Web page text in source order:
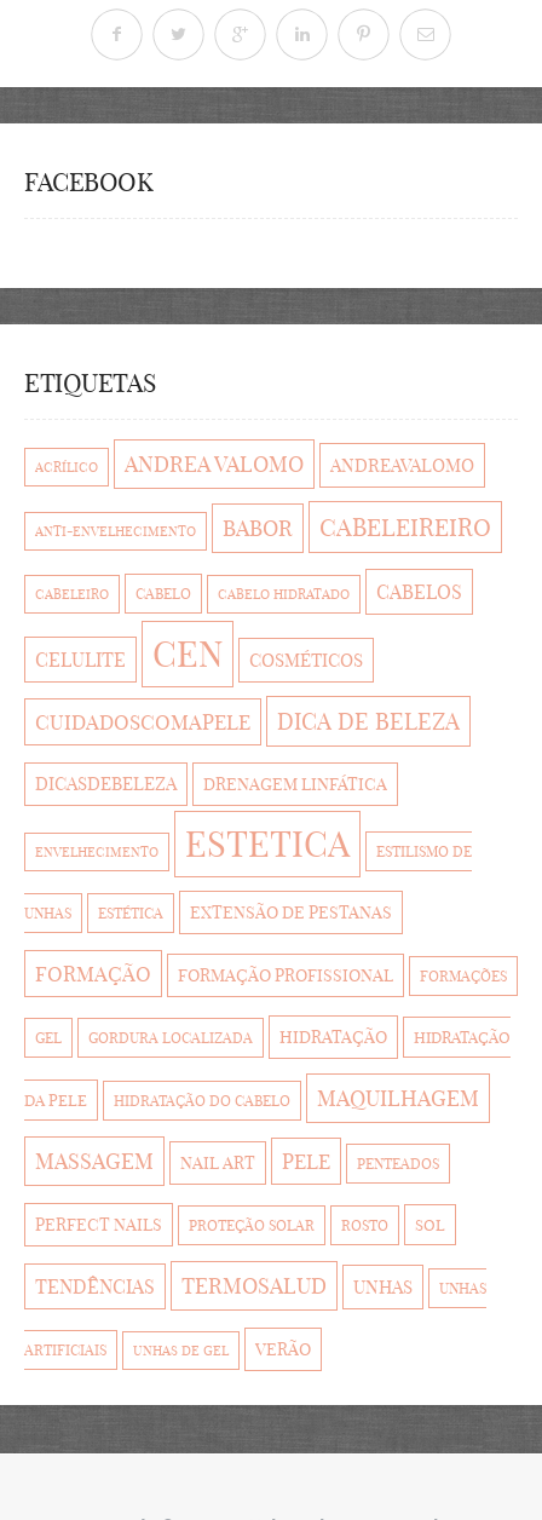
FACEBOOK
ETIQUETAS
ACRÍLICO ANDREA VALOMO ANDREAVALOMO
ANTI-ENVELHECIMENTO BABOR CABELEIREIRO
CABELEIRO CABELO CABELO HIDRATADO CABELOS
CELULITE CEN COSMÉTICOS
CUIDADOSCOMAPELE DICA DE BELEZA
DICASDEBELEZA DRENAGEM LINFÁTICA
ENVELHECIMENTO ESTETICA ESTILISMO DE
UNHAS ESTÉTICA EXTENSÃO DE PESTANAS
FORMAÇÃO FORMAÇÃO PROFISSIONAL FORMAÇÕES
GEL GORDURA LOCALIZADA HIDRATAÇÃO HIDRATAÇÃO
DA PELE HIDRATAÇÃO DO CABELO MAQUILHAGEM
MASSAGEM NAIL ART PELE PENTEADOS
PERFECT NAILS PROTEÇÃO SOLAR ROSTO SOL
TENDÊNCIAS TERMOSALUD UNHAS UNHAS
ARTIFICIAIS UNHAS DE GEL VERÃO